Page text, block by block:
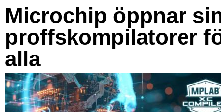
Microchip öppnar
proffskompilatorer
alla